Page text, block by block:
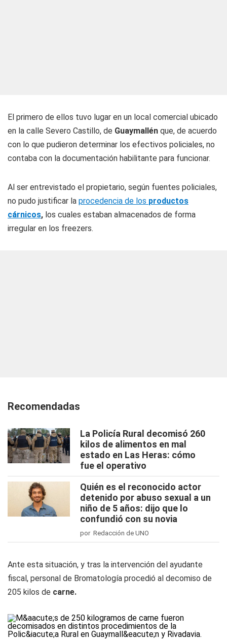
El primero de ellos tuvo lugar en un local comercial ubicado
en la calle Severo Castillo, de Guaymallén que, de acuerdo
con lo que pudieron determinar los efectivos policiales, no
contaba con la documentación habilitante para funcionar.
Al ser entrevistado el propietario, según fuentes policiales,
no pudo justificar la procedencia de los productos
cárnicos, los cuales estaban almacenados de forma
irregular en los freezers.
Recomendadas
La Policía Rural decomisó 260
kilos de alimentos en mal
estado en Las Heras: cómo
fue el operativo
Quién es el reconocido actor
detenido por abuso sexual a un
niño de 5 años: dijo que lo
confundió con su novia
por Redacción de UNO
Ante esta situación, y tras la intervención del ayudante
fiscal, personal de Bromatología procedió al decomiso de
205 kilos de carne.